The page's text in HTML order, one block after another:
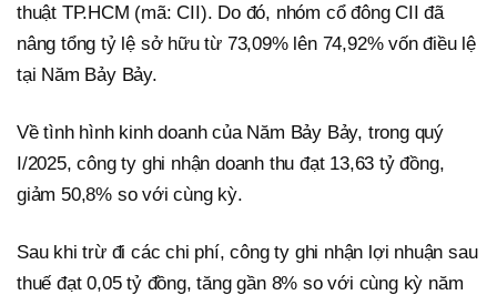
thuật TP.HCM (mã: CII). Do đó, nhóm cổ đông CII đã
nâng tổng tỷ lệ sở hữu từ 73,09% lên 74,92% vốn điều lệ
tại Năm Bảy Bảy.
Về tình hình kinh doanh của Năm Bảy Bảy, trong quý
I/2025, công ty ghi nhận doanh thu đạt 13,63 tỷ đồng,
giảm 50,8% so với cùng kỳ.
Sau khi trừ đi các chi phí, công ty ghi nhận lợi nhuận sau
thuế đạt 0,05 tỷ đồng, tăng gần 8% so với cùng kỳ năm